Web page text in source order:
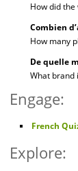
How did
Combien
How many
De quelle
What brand
Engage:
French
Explore: